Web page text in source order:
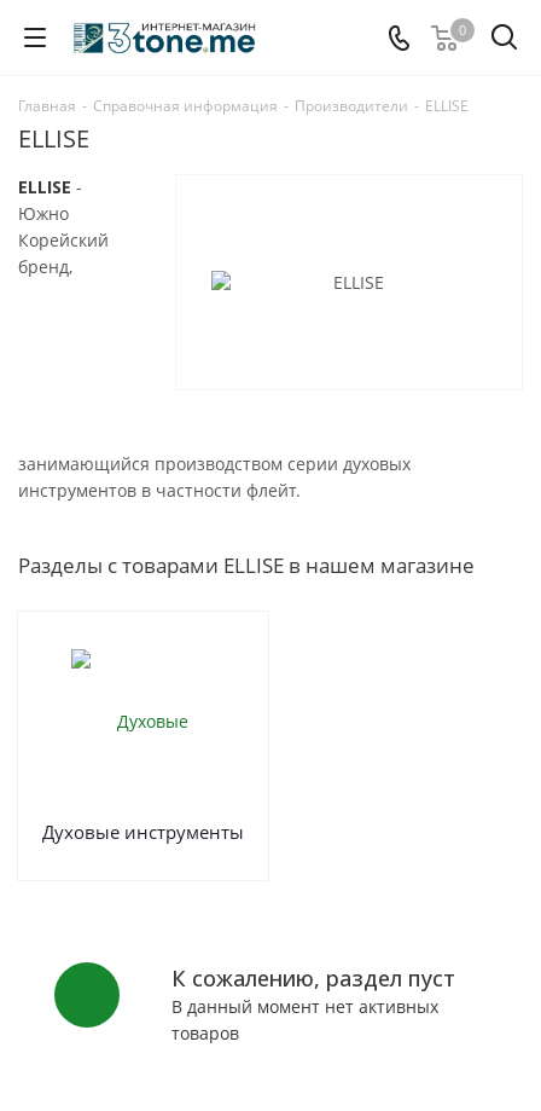
0
Главная - Справочная информация - Производители - ELLISE
ELLISE
ELLISE -
Южно
Корейский
бренд,
занимающийся производством серии духовых
инструментов в частности флейт.
Разделы с товарами ELLISE в нашем магазине
Духовые инструменты
К сожалению, раздел пуст
В данный момент нет активных
товаров